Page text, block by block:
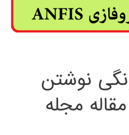
نوشتن
مجله